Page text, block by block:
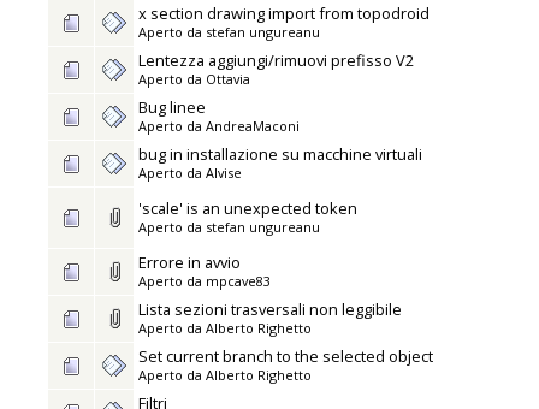
x section drawing import from topodroid
Aperto da stefan ungureanu
Lentezza aggiungi/rimuovi prefisso V2
Aperto da Ottavia
Bug linee
Aperto da AndreaMaconi
bug in installazione su macchine virtuali
Aperto da Alvise
'scale' is an unexpected token
Aperto da stefan ungureanu
Errore in avvio
Aperto da mpcave83
Lista sezioni trasversali non leggibile
Aperto da Alberto Righetto
Set current branch to the selected object
Aperto da Alberto Righetto
Filtri